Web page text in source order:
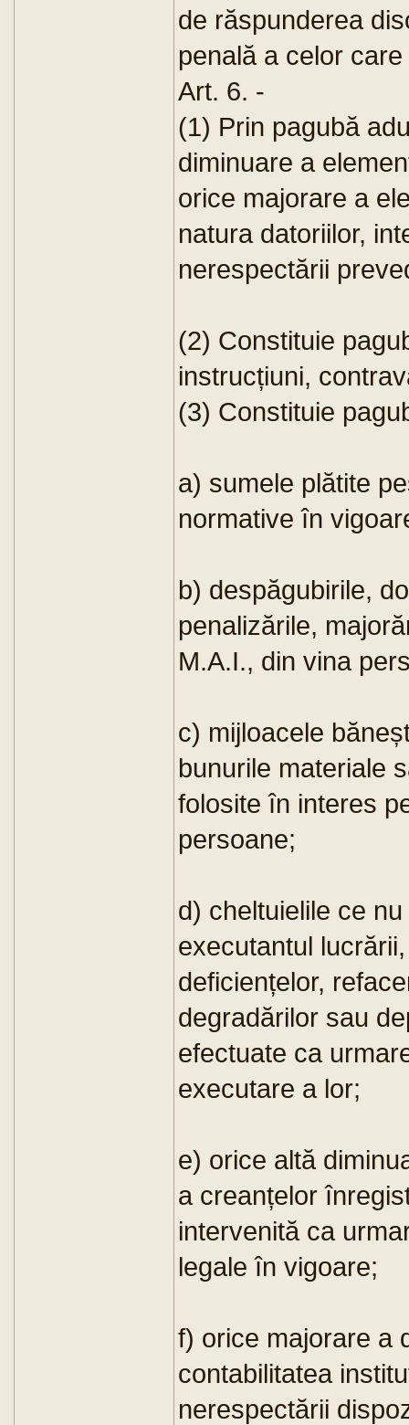
de răspunderea
penală a celor
Art. 6. -
(1) Prin pagubă
diminuare a
orice majorare a
natura datoriilor,
nerespectării
(2) Constituie
instrucțiuni,
(3) Constituie
a) sumele plătite
normative în
b) despăgubirile,
penalizările,
M.A.I., din vina
c) mijloacele
bunurile materiale
folosite în interes
persoane;
d) cheltuielile ce
executantul
deficiențelor,
degradărilor sau
efectuate ca
executare a lor;
e) orice altă
a creanțelor
intervenită ca
legale în vigoare;
f) orice majorare a
contabilitatea
nerespectării